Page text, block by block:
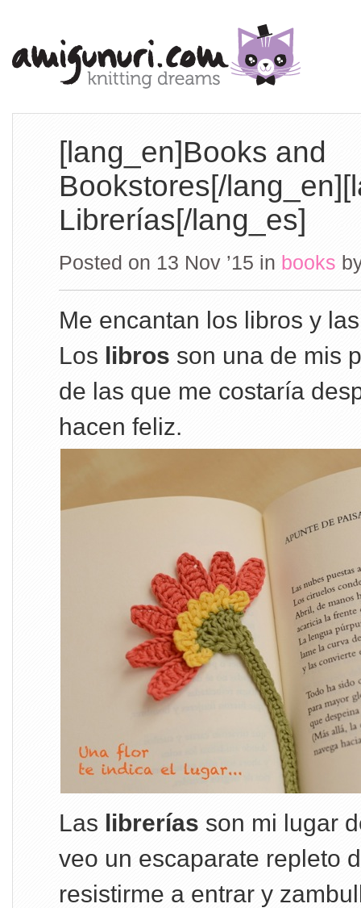
[lang_en]Books and
Bookstores[/
Librerías[/lang_es]
Posted on 13 Nov ’15 in books
Me encantan los libros y
Los libros son una de mis
de las que me costaría
hacen feliz.
Las librerías son mi lugar
veo un escaparate repleto
resistirme a entrar y